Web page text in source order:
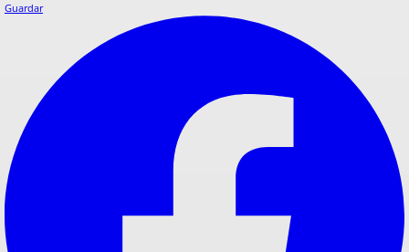
Guardar